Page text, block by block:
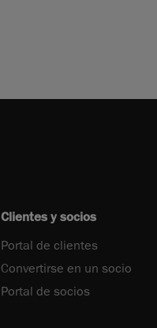
Clientes y socios
Portal de clientes
Convertirse en un socio
Portal de socios